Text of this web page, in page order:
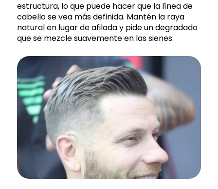
estructura, lo que puede hacer que la línea de
cabello se vea más definida. Mantén la raya
natural en lugar de afilada y pide un degradado
que se mezcle suavemente en las sienes.